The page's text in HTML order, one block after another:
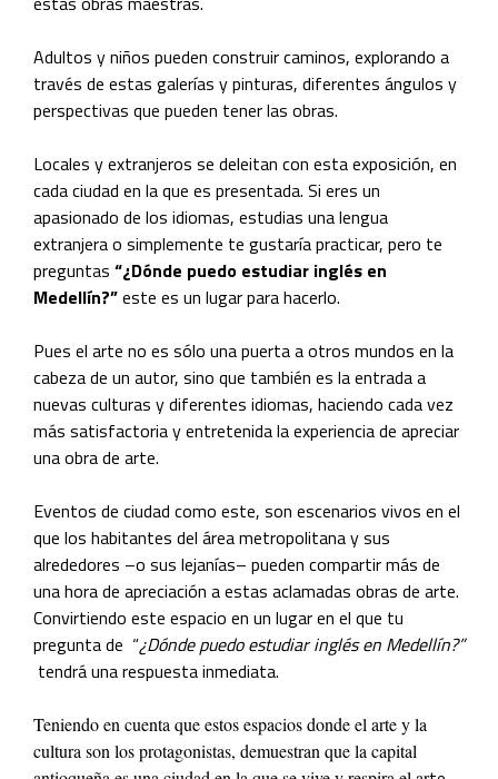
Adultos y niños pueden construir caminos, explorando a
través de estas galerías y pinturas, diferentes ángulos y
perspectivas que pueden tener las obras.
Locales y extranjeros se deleitan con esta exposición, en
cada ciudad en la que es presentada. Si eres un
apasionado de los idiomas, estudias una lengua
extranjera o simplemente te gustaría practicar, pero te
preguntas “¿Dónde puedo estudiar inglés en
Medellín?”este es un lugar para hacerlo.
Pues el arte no es sólo una puerta a otros mundos en la
cabeza de un autor, sino que también es la entrada a
nuevas culturas y diferentes idiomas, haciendo cada vez
más satisfactoria y entretenida la experiencia de apreciar
una obra de arte.
Eventos de ciudad como este, son escenarios vivos en el
que los habitantes del área metropolitana y sus
alrededores –o sus lejanías– pueden compartir más de
una hora de apreciación a estas aclamadas obras de arte.
Convirtiendo este espacio en un lugar en el que tu
pregunta de “¿Dónde puedo estudiar inglés en Medellín?”
tendrá una respuesta inmediata.
Teniendo en cuenta que estos espacios donde el arte y la
cultura son los protagonistas, demuestran que la capital